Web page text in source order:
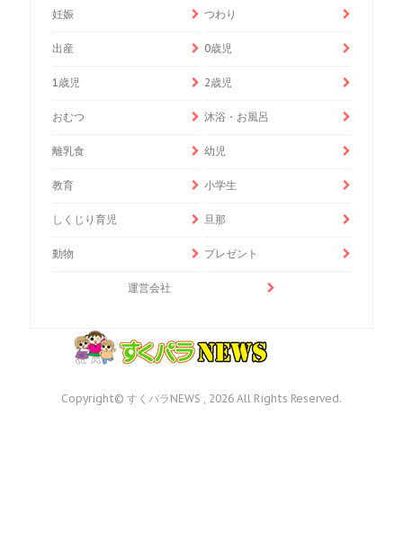
妊娠 つわり
出産 0歳児
1歳児 2歳児
おむつ 沐浴・お風呂
離乳食 幼児
教育 小学生
しくじり育児 旦那
動物 プレゼント
運営会社
Copyright© すくパラNEWS , 2026 All Rights Reserved.